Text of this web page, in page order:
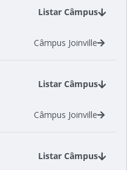
Listar Câmpus
Câmpus Joinville
Listar Câmpus
Câmpus Joinville
Listar Câmpus